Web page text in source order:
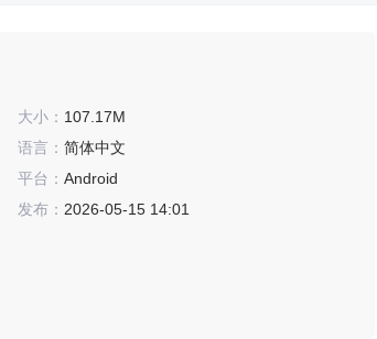
大小： 107.17M
语言： 简体中文
平台： Android
发布： 2026-05-15 14:01